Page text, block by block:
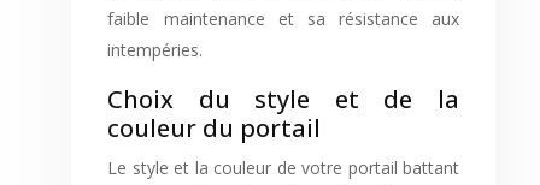
faible maintenance et sa résistance aux
intempéries.
Choix du style et de la
couleur du portail
Le style et la couleur de votre portail battant